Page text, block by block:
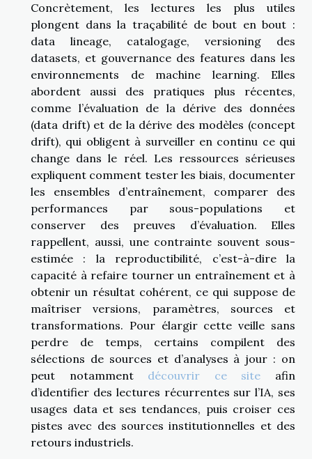
Concrètement, les lectures les plus utiles
plongent dans la traçabilité de bout en bout :
data lineage, catalogage, versioning des
datasets, et gouvernance des features dans les
environnements de machine learning. Elles
abordent aussi des pratiques plus récentes,
comme l’évaluation de la dérive des données
(data drift) et de la dérive des modèles (concept
drift), qui obligent à surveiller en continu ce qui
change dans le réel. Les ressources sérieuses
expliquent comment tester les biais, documenter
les ensembles d’entraînement, comparer des
performances par sous-populations et
conserver des preuves d’évaluation. Elles
rappellent, aussi, une contrainte souvent sous-
estimée : la reproductibilité, c’est-à-dire la
capacité à refaire tourner un entraînement et à
obtenir un résultat cohérent, ce qui suppose de
maîtriser versions, paramètres, sources et
transformations. Pour élargir cette veille sans
perdre de temps, certains compilent des
sélections de sources et d’analyses à jour : on
peut notamment découvrir ce site afin
d’identifier des lectures récurrentes sur l’IA, ses
usages data et ses tendances, puis croiser ces
pistes avec des sources institutionnelles et des
retours industriels.